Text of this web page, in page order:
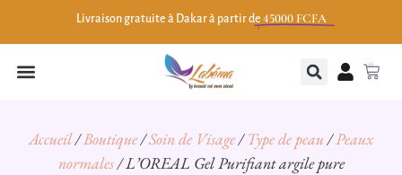
Livraison gratuite à Dakar à partir de 45000 FCFA
0
Accueil/Boutique/Soin de Visage/Type de peau/Peaux
normales/ L’OREAL Gel Purifiant argile pure